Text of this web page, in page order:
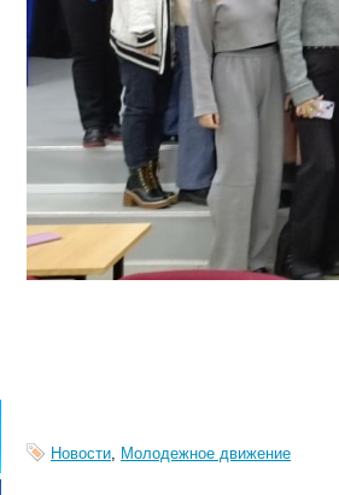
Новости, Молодежное движение